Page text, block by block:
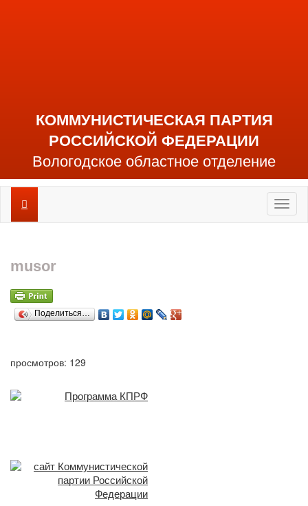
КОММУНИСТИЧЕСКАЯ ПАРТИЯ
РОССИЙСКОЙ ФЕДЕРАЦИИ
Вологодское областное отделение
musor
Поделиться…
просмотров: 129